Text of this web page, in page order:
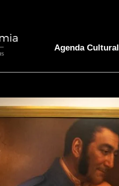
Agenda Cultural